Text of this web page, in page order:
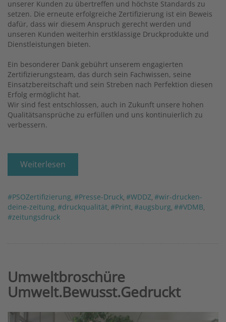
unserer Kunden zu übertreffen und höchste Standards zu
setzen. Die erneute erfolgreiche Zertifizierung ist ein Beweis
dafür, dass wir diesem Anspruch gerecht werden und
unseren Kunden weiterhin erstklassige Druckprodukte und
Dienstleistungen bieten.
Ein besonderer Dank gebührt unserem engagierten
Zertifizierungsteam, das durch sein Fachwissen, seine
Einsatzbereitschaft und sein Streben nach Perfektion diesen
Erfolg ermöglicht hat.
Wir sind fest entschlossen, auch in Zukunft unsere hohen
Qualitätsansprüche zu erfüllen und uns kontinuierlich zu
verbessern.
Weiterlesen
#PSOZertifizierung #Presse-Druck #WDDZ #wir-drucken-
deine-zeitung #druckqualität #Print #augsburg ##VDMB
#zeitungsdruck
Umweltbroschüre
Umwelt.Bewusst.Gedruckt